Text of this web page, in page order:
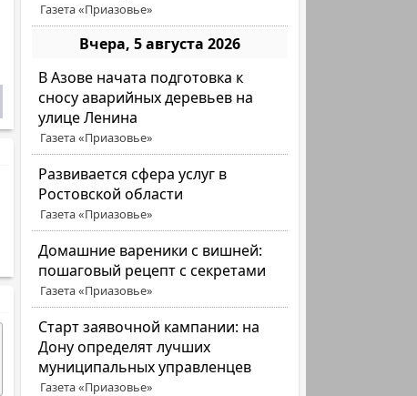
Газета «Приазовье»
Вчера, 5 августа 2026
В Азове начата подготовка к
сносу аварийных деревьев на
улице Ленина
Газета «Приазовье»
Развивается сфера услуг в
Ростовской области
Газета «Приазовье»
Домашние вареники с вишней:
пошаговый рецепт с секретами
Газета «Приазовье»
Старт заявочной кампании: на
Дону определят лучших
муниципальных управленцев
Газета «Приазовье»